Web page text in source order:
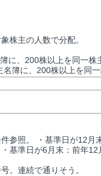
株主の人数で分配。
に、200株以上を同一株
簿に、200株以上を同一
参照。 ・基準日が12月
基準日が6月末：前年
。連続で通りそう。